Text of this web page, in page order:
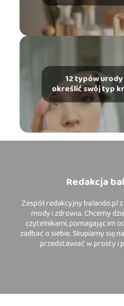
12 typów
określić swój typ
Redakcja
Zespół redakcyjny balando.pl
mody i zdrowia. Chcemy
czytelnikami, pomagając im
zadbać o siebie. Skupiamy się
przedstawiać w prosty i